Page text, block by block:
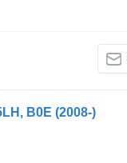
B0E (2008-)